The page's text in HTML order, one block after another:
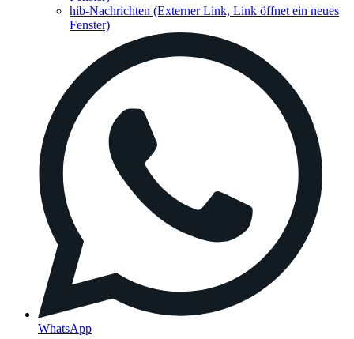
hib-Nachrichten (Externer Link, Link öffnet ein neues
Fenster)
WhatsApp